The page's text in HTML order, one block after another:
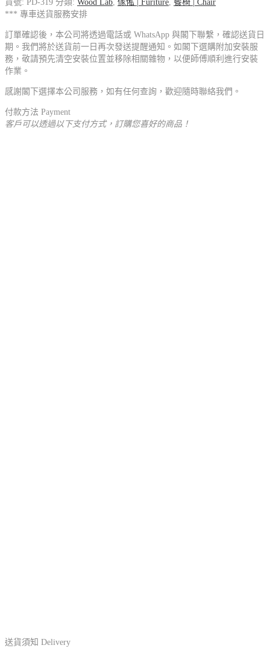
貨號: PD-319 分類: Wood Lab, 傢俬 | Furiture, 餐椅 | Chair
*** 專車送貨服務安排
訂單確認後，本公司將透過電話或 WhatsApp 與閣下聯繫，確認送貨日
期。我們將於送貨前一日再次發送提醒通知。如閣下選購附加安裝服
務，敬請預先清空安裝位置並移除相關雜物，以便師傅順利進行安裝
作業。
感謝閣下選擇本公司服務，如有任何查詢，歡迎隨時聯絡我們。
付款方法 Payment
客戶可以透過以下支付方式，訂購您喜好的商品！
送貨須知 Delivery